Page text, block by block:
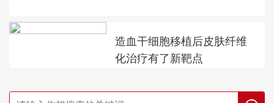
造血干细胞移植后皮肤纤维
化治疗有了新靶点